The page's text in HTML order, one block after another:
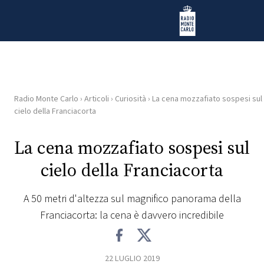
Radio Monte Carlo
HOME
RADIO
WEB
PLAYLIST
Radio Monte Carlo › Articoli › Curiosità › La cena mozzafiato sospesi sul
cielo della Franciacorta
La cena mozzafiato sospesi sul
cielo della Franciacorta
A 50 metri d'altezza sul magnifico panorama della
Franciacorta: la cena è davvero incredibile
22 LUGLIO 2019